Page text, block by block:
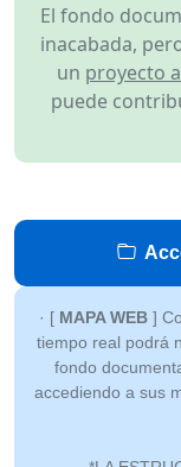
El fondo
inacabada,
un proyecto
puede
· [ MAPA WEB ]
tiempo real podrá
fondo
accediendo a sus